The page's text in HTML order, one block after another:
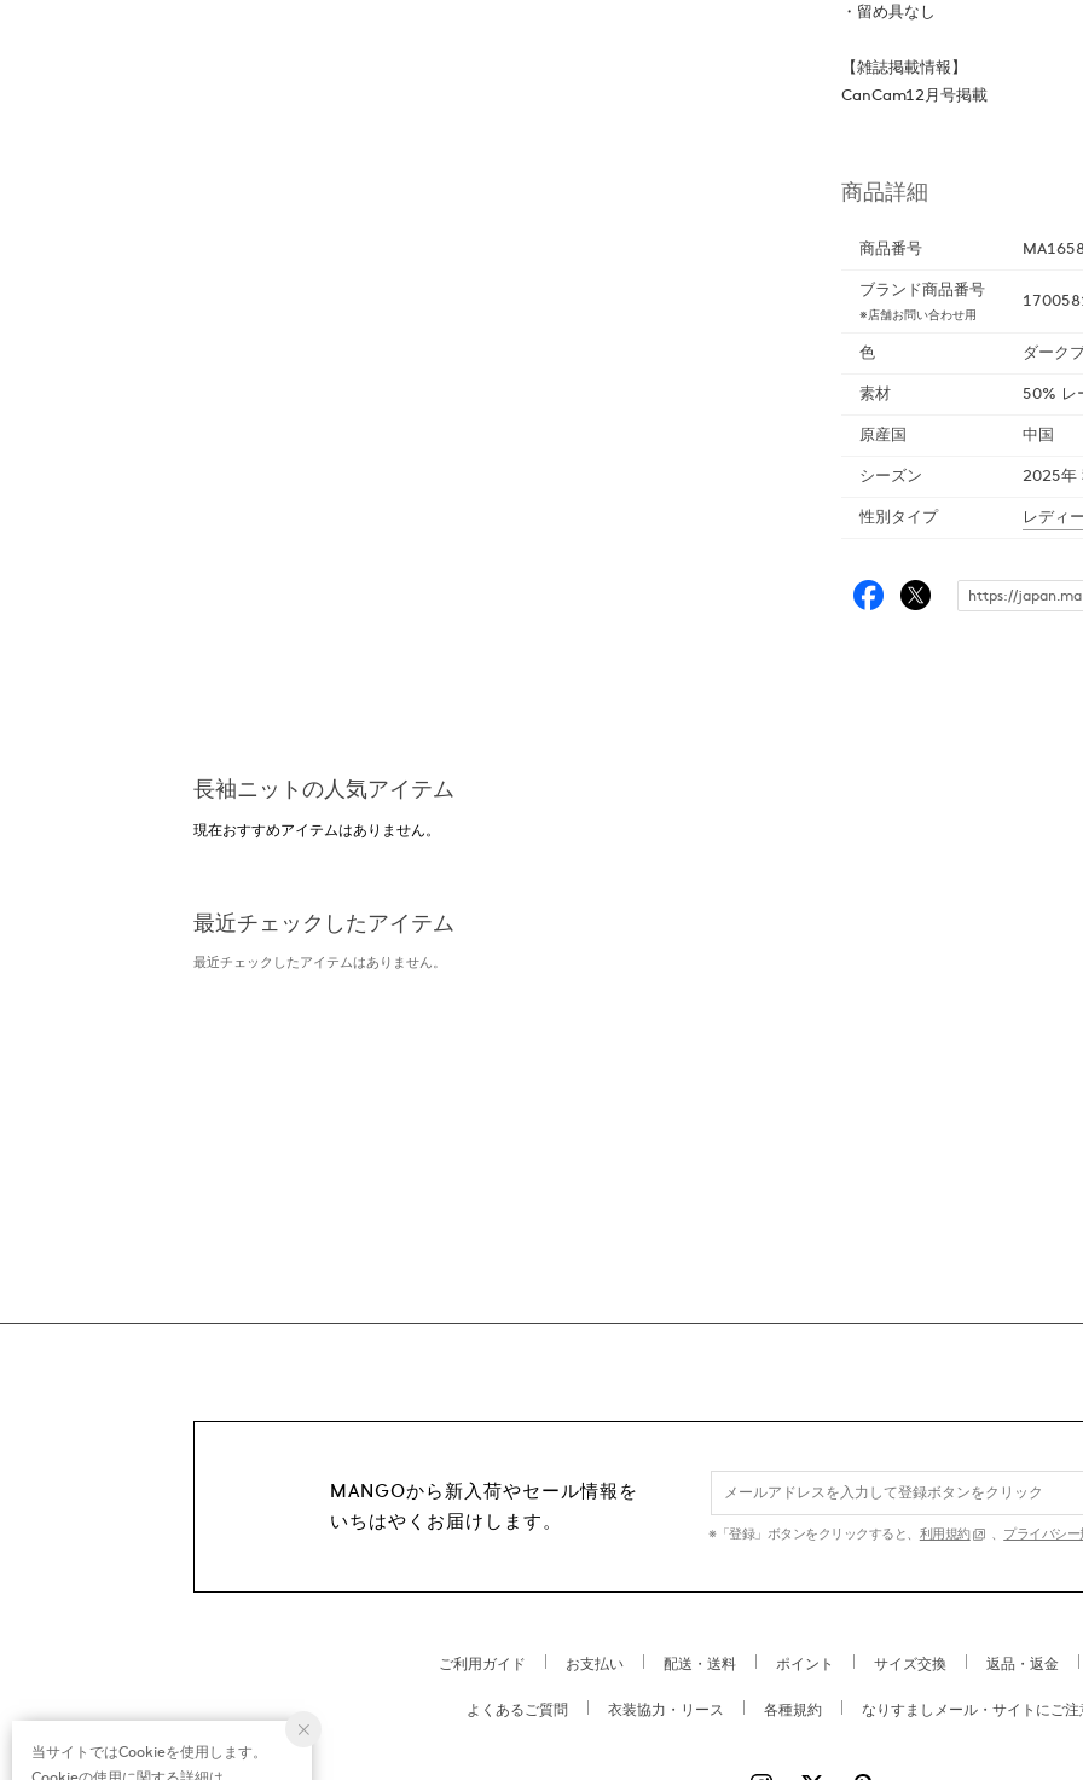
・留め具なし
【雑誌掲載情報】
CanCam12月号掲載
商品詳細
商品番号
ブランド商品番号
※店舗お問い合わせ用
色
ダーク
素材
50% レ
原産国
中国
シーズン
2025年
性別タイプ
レディ
長袖ニットの人気アイテム
現在おすすめアイテムはありません。
最近チェックしたアイテム
最近チェックしたアイテムはありません。
MANGOから新入荷やセール情報を
いちはやくお届けします。
※「登録」ボタンをクリックすると、 利用規約 、 プライバシー
ご利用ガイド お支払い 配送・送料 ポイント サイズ交換 返品・返金
よくあるご質問 衣装協力・リース 各種規約 なりすましメール・サイトにご
当サイトではCookieを使用します。